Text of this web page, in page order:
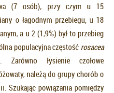
(7 osób), przy czym u 15
o łagodnym przebiegu, u 18
a u 2 (1,9%) był to przebieg
populacyjna częstość rosacea
łysienie czołowe
należą do grupy chorób o
Szukając powiązania pomiędzy